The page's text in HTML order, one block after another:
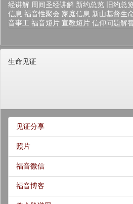
经讲解 周间圣经讲解 新约总览 旧约总
信息 福音性聚会 家庭信息 新山基督生
音事工 福音短片 宣教短片 信仰问题解
生命见证
见证分享
照片
福音微信
福音博客